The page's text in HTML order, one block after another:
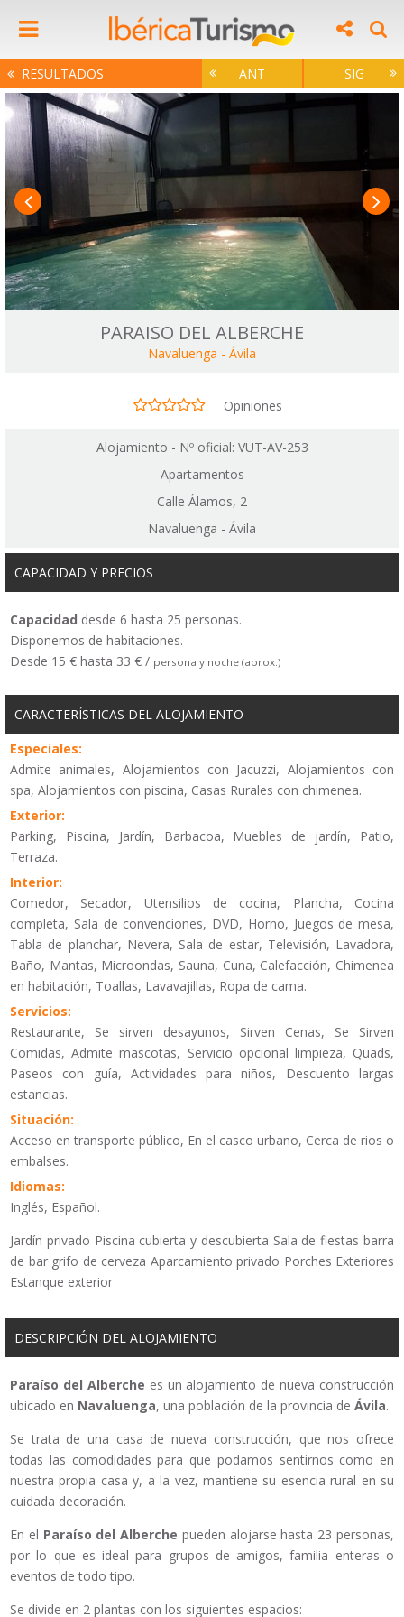
RESULTADOS ANT SIG
PARAISO DEL ALBERCHE
Navaluenga - Ávila
Opiniones
Alojamiento - Nº oficial: VUT-AV-253
Apartamentos
Calle Álamos, 2
Navaluenga - Ávila
CAPACIDAD Y PRECIOS
Capacidad desde 6 hasta 25 personas.
Disponemos de habitaciones.
Desde 15 € hasta 33 € / persona y noche (aprox.)
CARACTERÍSTICAS DEL ALOJAMIENTO
Especiales:
Admite animales, Alojamientos con Jacuzzi, Alojamientos con
spa, Alojamientos con piscina, Casas Rurales con chimenea.
Exterior:
Parking, Piscina, Jardín, Barbacoa, Muebles de jardín, Patio,
Terraza.
Interior:
Comedor, Secador, Utensilios de cocina, Plancha, Cocina
completa, Sala de convenciones, DVD, Horno, Juegos de mesa,
Tabla de planchar, Nevera, Sala de estar, Televisión, Lavadora,
Baño, Mantas, Microondas, Sauna, Cuna, Calefacción, Chimenea
en habitación, Toallas, Lavavajillas, Ropa de cama.
Servicios:
Restaurante, Se sirven desayunos, Sirven Cenas, Se Sirven
Comidas, Admite mascotas, Servicio opcional limpieza, Quads,
Paseos con guía, Actividades para niños, Descuento largas
estancias.
Situación:
Acceso en transporte público, En el casco urbano, Cerca de rios o
embalses.
Idiomas:
Inglés, Español.
Jardín privado Piscina cubierta y descubierta Sala de fiestas barra
de bar grifo de cerveza Aparcamiento privado Porches Exteriores
Estanque exterior
DESCRIPCIÓN DEL ALOJAMIENTO
Paraíso del Alberche es un alojamiento de nueva construcción
ubicado en Navaluenga, una población de la provincia de Ávila.
Se trata de una casa de nueva construcción, que nos ofrece
todas las comodidades para que podamos sentirnos como en
nuestra propia casa y, a la vez, mantiene su esencia rural en su
cuidada decoración.
En el Paraíso del Alberche pueden alojarse hasta 23 personas,
por lo que es ideal para grupos de amigos, familia enteras o
eventos de todo tipo.
Se divide en 2 plantas con los siguientes espacios: